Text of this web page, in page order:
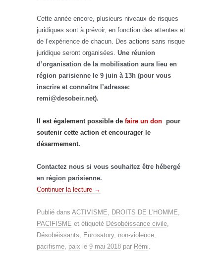
Cette année encore, plusieurs niveaux de risques
juridiques sont à prévoir, en fonction des attentes et
de l’expérience de chacun. Des actions sans risque
juridique seront organisées. Une réunion
d’organisation de la mobilisation aura lieu en
région parisienne le 9 juin à 13h (pour vous
inscrire et connaître l’adresse:
remi@desobeir.net).
Il est également possible de faire un don pour
soutenir cette action et encourager le
désarmement.
Contactez nous si vous souhaitez être hébergé
en région parisienne.
Continuer la lecture →
Publié dans ACTIVISME DROITS DE L'HOMME
PACIFISME et étiqueté Désobéissance civile
Désobéissants
Eurosatory, non-violence
pacifisme paix le 9 mai 2018 par Rémi